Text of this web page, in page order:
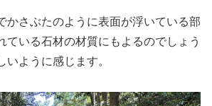
かさぶたのように表面が浮いている部
ている石材の材質にもよるのでしょう
いように感じます。